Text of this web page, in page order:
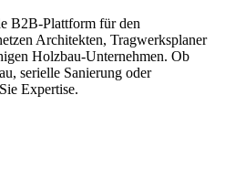
B2B-Plattform für den
Architekten, Tragwerksplaner
Holzbau-Unternehmen. Ob
serielle Sanierung oder
Expertise.